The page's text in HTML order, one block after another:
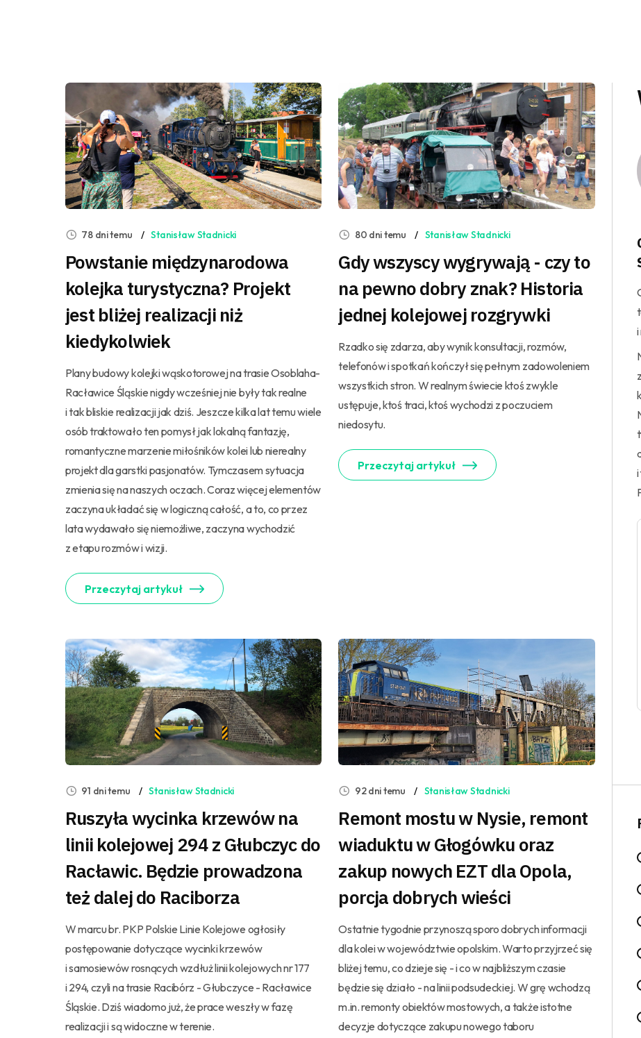
78 dni temu Stanisław Stadnicki
Powstanie międzynarodowa
kolejka turystyczna? Projekt
jest bliżej realizacji niż
kiedykolwiek
Plany budowy kolejki wąskotorowej na trasie Osoblaha-
Racławice Śląskie nigdy wcześniej nie były tak realne
i tak bliskie realizacji jak dziś. Jeszcze kilka lat temu wiele
osób traktowało ten pomysł jak lokalną fantazję,
romantyczne marzenie miłośników kolei lub nierealny
projekt dla garstki pasjonatów. Tymczasem sytuacja
zmienia się na naszych oczach. Coraz więcej elementów
zaczyna układać się w logiczną całość, a to, co przez
lata wydawało się niemożliwe, zaczyna wychodzić
z etapu rozmów i wizji.
Przeczytaj artykuł
80 dni temu Stanisław Stadnicki
Gdy wszyscy wygrywają - czy to
na pewno dobry znak? Historia
jednej kolejowej rozgrywki
Rzadko się zdarza, aby wynik konsultacji, rozmów,
telefonów i spotkań kończył się pełnym zadowoleniem
wszystkich stron. W realnym świecie ktoś zwykle
ustępuje, ktoś traci, ktoś wychodzi z poczuciem
niedosytu.
Przeczytaj artykuł
91 dni temu Stanisław Stadnicki
Ruszyła wycinka krzewów na
linii kolejowej 294 z Głubczyc do
Racławic. Będzie prowadzona
też dalej do Raciborza
W marcu br. PKP Polskie Linie Kolejowe ogłosiły
postępowanie dotyczące wycinki krzewów
i samosiewów rosnących wzdłuż linii kolejowych nr 177
i 294, czyli na trasie Racibórz - Głubczyce - Racławice
Śląskie. Dziś wiadomo już, że prace weszły w fazę
realizacji i są widoczne w terenie.
92 dni temu Stanisław Stadnicki
Remont mostu w Nysie, remont
wiaduktu w Głogówku oraz
zakup nowych EZT dla Opola,
porcja dobrych wieści
Ostatnie tygodnie przynoszą sporo dobrych informacji
dla kolei w województwie opolskim. Warto przyjrzeć się
bliżej temu, co dzieje się - i co w najbliższym czasie
będzie się działo - na linii podsudeckiej. W grę wchodzą
m.in. remonty obiektów mostowych, a także istotne
decyzje dotyczące zakupu nowego taboru
i
i